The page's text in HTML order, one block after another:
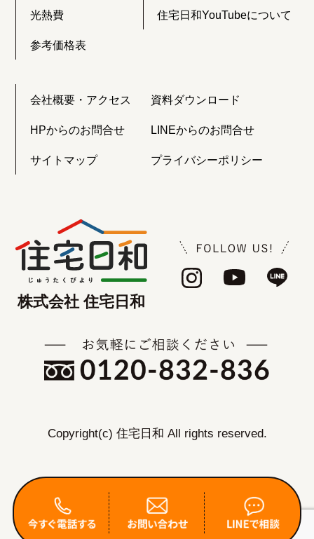
光熱費
参考価格表
住宅日和YouTubeについて
会社概要・アクセス 資料ダウンロード
HPからのお問合せ LINEからのお問合せ
サイトマップ プライバシーポリシー
株式会社 住宅日和
Copyright(c) 住宅日和 All rights reserved.